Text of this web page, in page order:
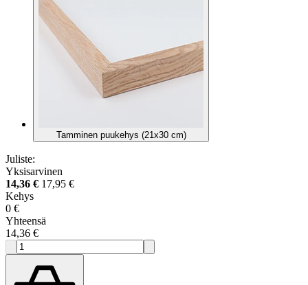
Tamminen puukehys (21x30 cm)
Juliste:
Yksisarvinen
14,36 € 17,95 €
Kehys
0 €
Yhteensä
14,36 €